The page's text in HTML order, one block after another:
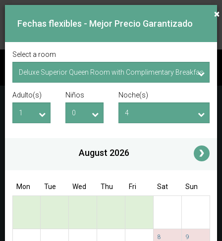
VER DISPONIBILIDAD
Fecha de Entrada Fecha de Salida
Access/Discount Code
×
Fechas flexibles - Mejor Precio Garantizado
Select a room
Adulto(s) Niños Noche(s)
August 2026
Mon Tue Wed Thu Fri Sat Sun
8 9